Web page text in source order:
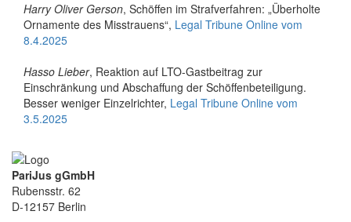
Harry Oliver Gerson, Schöffen im Strafverfahren: „Überholte
Ornamente des Misstrauens“, Legal Tribune Online vom
8.4.2025
Hasso Lieber, Reaktion auf LTO-Gastbeitrag zur
Einschränkung und Abschaffung der Schöffenbeteiligung.
Besser weniger Einzelrichter, Legal Tribune Online vom
3.5.2025
PariJus gGmbH
Rubensstr. 62
D-12157 Berlin